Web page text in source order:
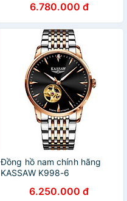
6.780.000 đ
Đồng hồ nam chính hãng
KASSAW K998-6
6.250.000 đ